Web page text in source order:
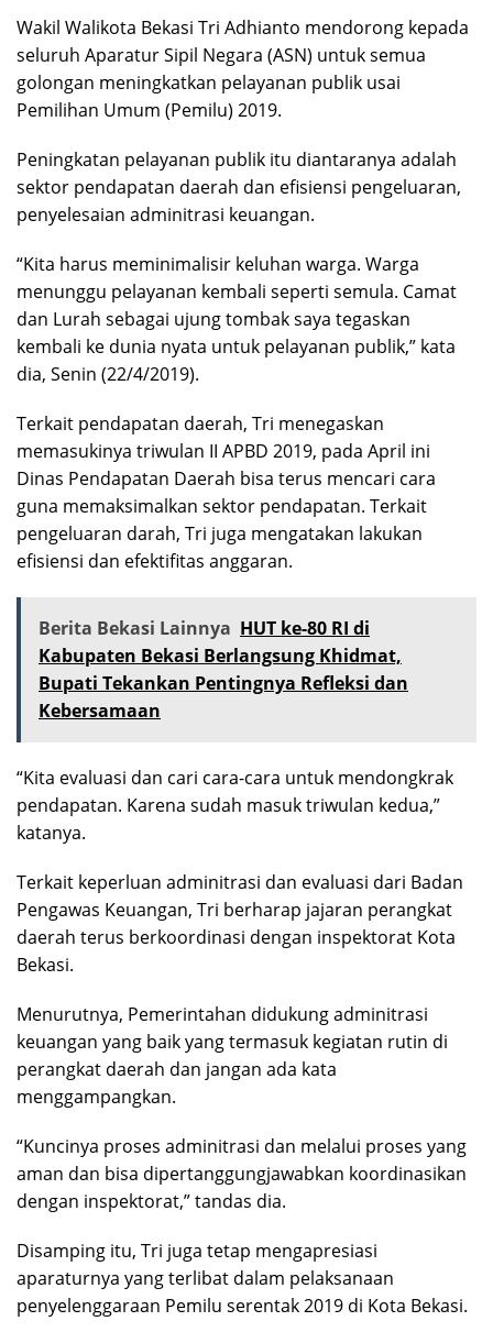
Wakil Walikota Bekasi Tri Adhianto mendorong kepada
seluruh Aparatur Sipil Negara (ASN) untuk semua
golongan meningkatkan pelayanan publik usai
Pemilihan Umum (Pemilu) 2019.
Peningkatan pelayanan publik itu diantaranya adalah
sektor pendapatan daerah dan efisiensi pengeluaran,
penyelesaian adminitrasi keuangan.
“Kita harus meminimalisir keluhan warga. Warga
menunggu pelayanan kembali seperti semula. Camat
dan Lurah sebagai ujung tombak saya tegaskan
kembali ke dunia nyata untuk pelayanan publik,” kata
dia, Senin (22/4/2019).
Terkait pendapatan daerah, Tri menegaskan
memasukinya triwulan II APBD 2019, pada April ini
Dinas Pendapatan Daerah bisa terus mencari cara
guna memaksimalkan sektor pendapatan. Terkait
pengeluaran darah, Tri juga mengatakan lakukan
efisiensi dan efektifitas anggaran.
Berita Bekasi Lainnya HUT ke-80 RI di
Kabupaten Bekasi Berlangsung Khidmat,
Bupati Tekankan Pentingnya Refleksi dan
Kebersamaan
“Kita evaluasi dan cari cara-cara untuk mendongkrak
pendapatan. Karena sudah masuk triwulan kedua,”
katanya.
Terkait keperluan adminitrasi dan evaluasi dari Badan
Pengawas Keuangan, Tri berharap jajaran perangkat
daerah terus berkoordinasi dengan inspektorat Kota
Bekasi.
Menurutnya, Pemerintahan didukung adminitrasi
keuangan yang baik yang termasuk kegiatan rutin di
perangkat daerah dan jangan ada kata
menggampangkan.
“Kuncinya proses adminitrasi dan melalui proses yang
aman dan bisa dipertanggungjawabkan koordinasikan
dengan inspektorat,” tandas dia.
Disamping itu, Tri juga tetap mengapresiasi
aparaturnya yang terlibat dalam pelaksanaan
penyelenggaraan Pemilu serentak 2019 di Kota Bekasi.